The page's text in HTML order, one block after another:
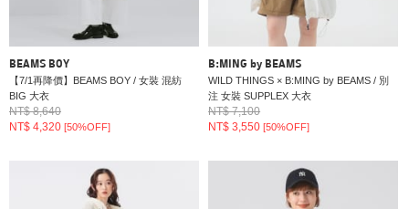
BEAMS BOY
【7/1再降價】BEAMS BOY / 女裝 混紡
BIG 大衣
NT$ 8,640
NT$ 4,320 [50%OFF]
B:MING by BEAMS
WILD THINGS × B:MING by BEAMS / 別
注 女裝 SUPPLEX 大衣
NT$ 7,100
NT$ 3,550[50%OFF]